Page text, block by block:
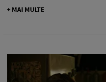
+ MAI MULTE